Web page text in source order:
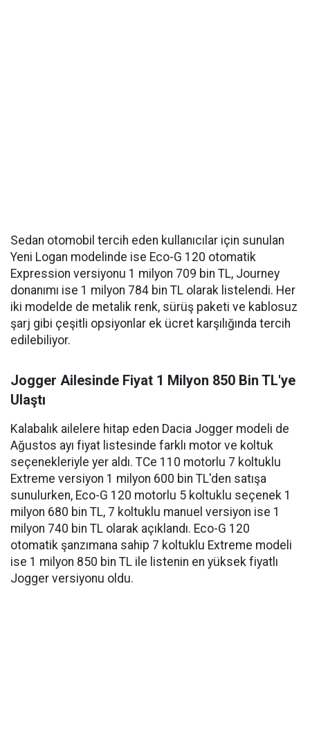
Sedan otomobil tercih eden kullanıcılar için sunulan
Yeni Logan modelinde ise Eco-G 120 otomatik
Expression versiyonu 1 milyon 709 bin TL, Journey
donanımı ise 1 milyon 784 bin TL olarak listelendi. Her
iki modelde de metalik renk, sürüş paketi ve kablosuz
şarj gibi çeşitli opsiyonlar ek ücret karşılığında tercih
edilebiliyor.
Jogger Ailesinde Fiyat 1 Milyon 850 Bin TL'ye
Ulaştı
Kalabalık ailelere hitap eden Dacia Jogger modeli de
Ağustos ayı fiyat listesinde farklı motor ve koltuk
seçenekleriyle yer aldı. TCe 110 motorlu 7 koltuklu
Extreme versiyon 1 milyon 600 bin TL'den satışa
sunulurken, Eco-G 120 motorlu 5 koltuklu seçenek 1
milyon 680 bin TL, 7 koltuklu manuel versiyon ise 1
milyon 740 bin TL olarak açıklandı. Eco-G 120
otomatik şanzımana sahip 7 koltuklu Extreme modeli
ise 1 milyon 850 bin TL ile listenin en yüksek fiyatlı
Jogger versiyonu oldu.